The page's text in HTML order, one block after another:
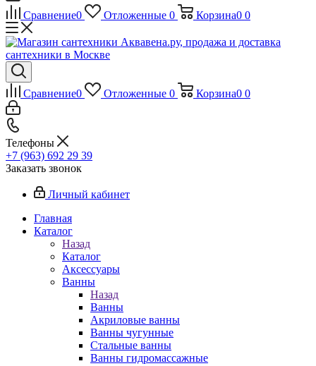
Сравнение0 Отложенные 0 Корзина0 0
Сравнение0 Отложенные 0 Корзина0 0
Телефоны
+7 (963) 692 29 39
Заказать звонок
Личный кабинет
Главная
Каталог
Назад
Каталог
Аксессуары
Ванны
Назад
Ванны
Акриловые ванны
Ванны чугунные
Стальные ванны
Ванны гидромассажные